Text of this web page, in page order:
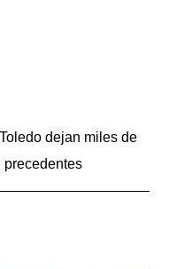
dejan miles de
precedentes